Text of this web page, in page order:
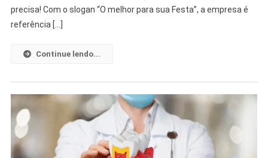
precisa! Com o slogan “O melhor para sua Festa”, a empresa é
referência […]
Continue lendo...